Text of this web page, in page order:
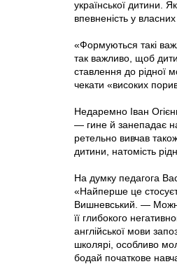
української дитини.
впевненість у
«Формуються такі
так важливо, щоб
ставлення до рідної
чекати «високих
Недаремно Іван
— гине й занепадає
ретельно вивчав
дитини, натомість
На думку педагога
«Найперше це
Вишневський. —
її глибокого
англійської мови
школярі, особливо
бодай початкове